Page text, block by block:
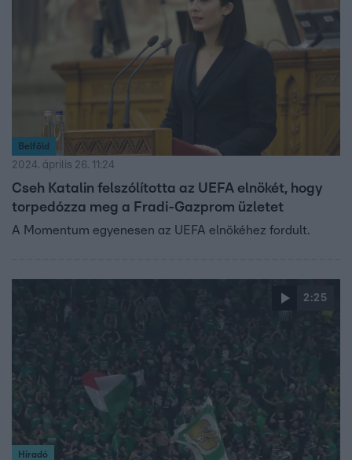
Belföld
2024. április 26. 11:24
Cseh Katalin felszólította az UEFA elnökét, hogy
torpedózza meg a Fradi-Gazprom üzletet
A Momentum egyenesen az UEFA elnökéhez fordult.
2:25
Híradó